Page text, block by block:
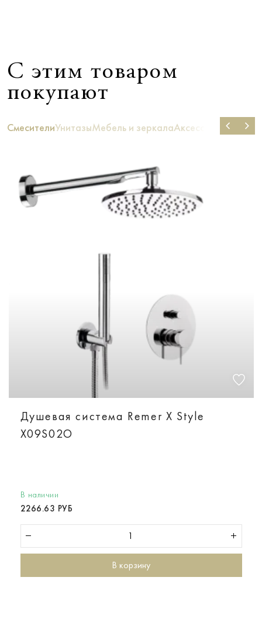
С этим товаром
покупают
СмесителиУнитазыМебель и зеркалаАксессуары для
Душевая система Remer X Style
X09S02O
В наличии
2266.63 РУБ
В корзину